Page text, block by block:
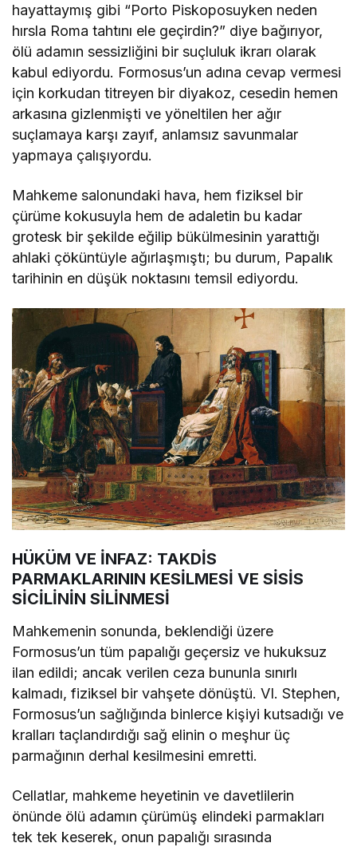
hayattaymış gibi “Porto Piskoposuyken neden
hırsla Roma tahtını ele geçirdin?” diye bağırıyor,
ölü adamın sessizliğini bir suçluluk ikrarı olarak
kabul ediyordu. Formosus’un adına cevap vermesi
için korkudan titreyen bir diyakoz, cesedin hemen
arkasına gizlenmişti ve yöneltilen her ağır
suçlamaya karşı zayıf, anlamsız savunmalar
yapmaya çalışıyordu.
Mahkeme salonundaki hava, hem fiziksel bir
çürüme kokusuyla hem de adaletin bu kadar
grotesk bir şekilde eğilip bükülmesinin yarattığı
ahlaki çöküntüyle ağırlaşmıştı; bu durum, Papalık
tarihinin en düşük noktasını temsil ediyordu.
HÜKÜM VE İNFAZ: TAKDİS
PARMAKLARININ KESİLMESİ VE SİSİS
SİCİLİNİN SİLİNMESİ
Mahkemenin sonunda, beklendiği üzere
Formosus’un tüm papalığı geçersiz ve hukuksuz
ilan edildi; ancak verilen ceza bununla sınırlı
kalmadı, fiziksel bir vahşete dönüştü. VI. Stephen,
Formosus’un sağlığında binlerce kişiyi kutsadığı ve
kralları taçlandırdığı sağ elinin o meşhur üç
parmağının derhal kesilmesini emretti.
Cellatlar, mahkeme heyetinin ve davetlilerin
önünde ölü adamın çürümüş elindeki parmakları
tek tek keserek, onun papalığı sırasında